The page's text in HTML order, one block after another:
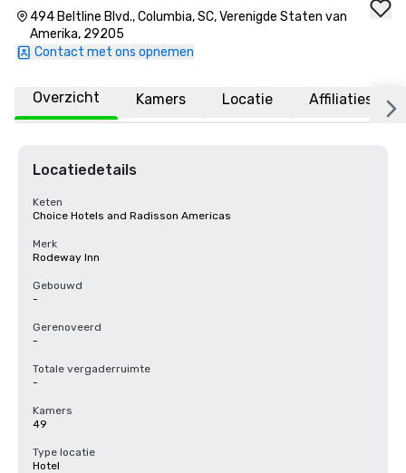
494 Beltline Blvd., Columbia, SC, Verenigde Staten van
Amerika, 29205
Contact met ons opnemen
Overzicht Kamers Locatie Affiliaties
Locatiedetails
Keten
Choice Hotels and Radisson Americas
Merk
Rodeway Inn
Gebouwd
-
Gerenoveerd
-
Totale vergaderruimte
-
Kamers
49
Type locatie
Hotel